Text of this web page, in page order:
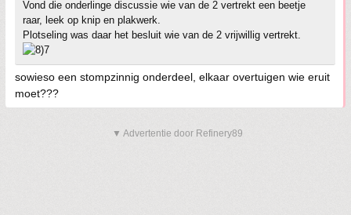
Vond die onderlinge discussie wie van de 2 vertrekt een beetje
raar, leek op knip en plakwerk.
Plotseling was daar het besluit wie van de 2 vrijwillig vertrekt.
sowieso een stompzinnig onderdeel, elkaar overtuigen wie eruit
moet???
▼ Advertentie door Refinery89